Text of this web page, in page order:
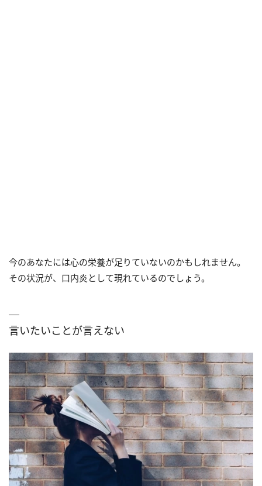
今のあなたには心の栄養が足りていないのかもしれません。
その状況が、口内炎として現れているのでしょう。
言いたいことが言えない